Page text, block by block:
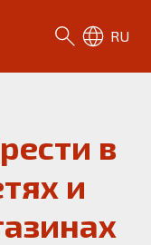
RU
в
и